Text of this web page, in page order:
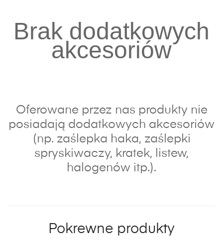
Brak dodatkowych
akcesoriów
Oferowane przez nas produkty nie
posiadają dodatkowych akcesoriów
(np. zaślepka haka, zaślepki
spryskiwaczy, kratek, listew,
halogenów itp.).
Pokrewne produkty